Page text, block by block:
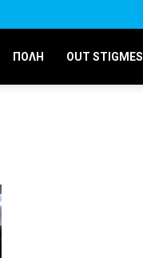
ΠΟΛΗ OUT STIGMES